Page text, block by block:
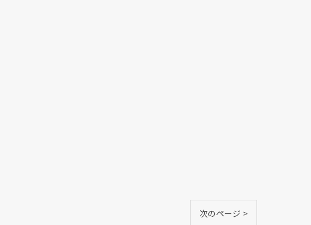
次のページ >